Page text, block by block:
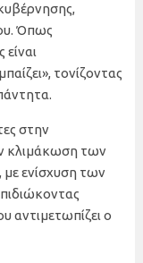
Όπως
τονίζοντας
στην
κλιμάκωση των
ενίσχυση των
αντιμετωπίζει ο